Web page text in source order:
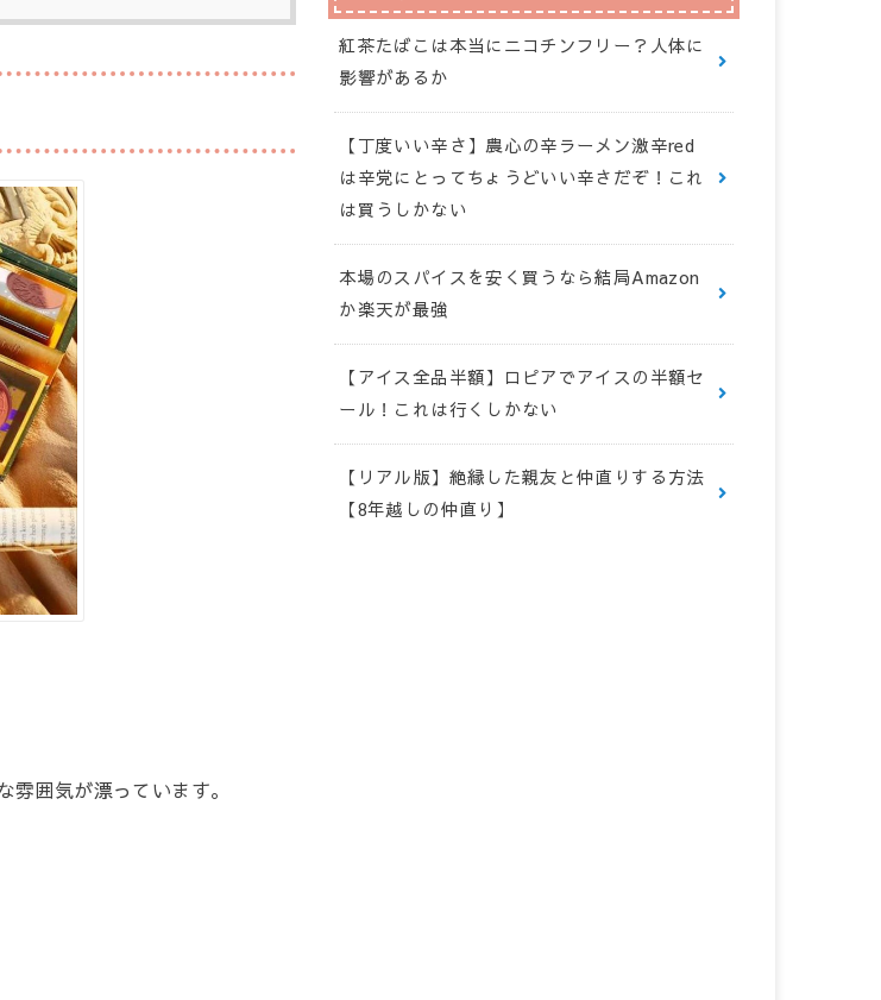
囲気が漂っています。
紅茶たばこは本当にニコチンフリー？人体に
影響があるか
【丁度いい辛さ】農心の辛ラーメン激辛red
は辛党にとってちょうどいい辛さだぞ！これ
は買うしかない
本場のスパイスを安く買うなら結局Amazon
か楽天が最強
【アイス全品半額】ロピアでアイスの半額セ
ール！これは行くしかない
【リアル版】絶縁した親友と仲直りする方法
【8年越しの仲直り】